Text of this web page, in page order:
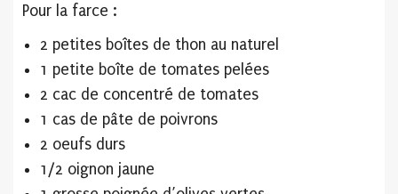
Pour la farce :
2 petites boîtes de thon au naturel
1 petite boîte de tomates pelées
2 cac de concentré de tomates
1 cas de pâte de poivrons
2 oeufs durs
1/2 oignon jaune